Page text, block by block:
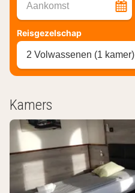
Aankomst
Reisgezelschap
2 Volwassenen (1 kamer)
Kamers